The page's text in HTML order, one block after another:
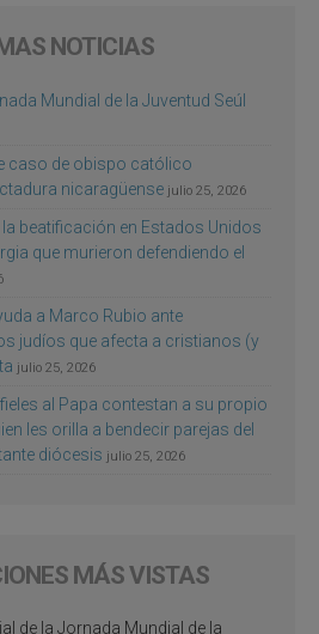
NOTICIAS
Mundial de la Juventud Seúl
caso de obispo católico
nicaragüense julio 25, 2026
beatificación en Estados Unidos
que murieron defendiendo el
a Marco Rubio ante
judíos que afecta a cristianos (y
julio 25, 2026
al Papa contestan a su propio
les orilla a bendecir parejas del
diócesis julio 25, 2026
MÁS VISTAS
de la Jornada Mundial de la